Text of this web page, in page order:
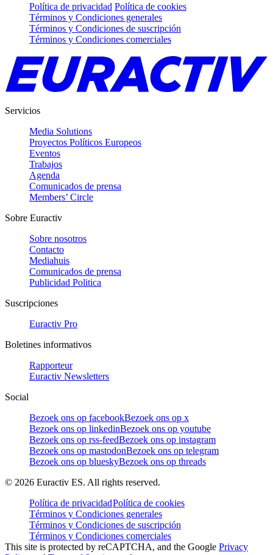
Política de privacidad Política de cookies
Términos y Condiciones generales
Términos y Condiciones de suscripción
Términos y Condiciones comerciales
Servicios
Media Solutions
Proyectos Políticos Europeos
Eventos
Trabajos
Agenda
Comunicados de prensa
Members’ Circle
Sobre Euractiv
Sobre nosotros
Contacto
Mediahuis
Comunicados de prensa
Publicidad Politica
Suscripciones
Euractiv Pro
Boletines informativos
Rapporteur
Euractiv Newsletters
Social
Bezoek ons op facebookBezoek ons op x
Bezoek ons op linkedinBezoek ons op youtube
Bezoek ons op rss-feedBezoek ons op instagram
Bezoek ons op mastodonBezoek ons op telegram
Bezoek ons op blueskyBezoek ons op threads
© 2026 Euractiv ES. All rights reserved.
Política de privacidadPolítica de cookies
Términos y Condiciones generales
Términos y Condiciones de suscripción
Términos y Condiciones comerciales
This site is protected by reCAPTCHA, and the Google Privacy